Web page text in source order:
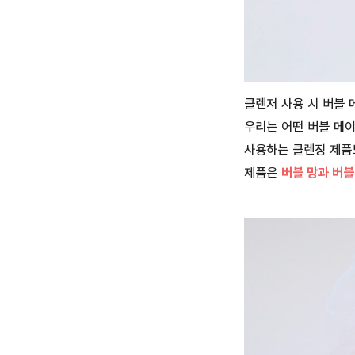
클렌저 사용 시 버블
우리는 어떤 버블 메
사용하는 클렌징 제
제품은 버블 망과 버